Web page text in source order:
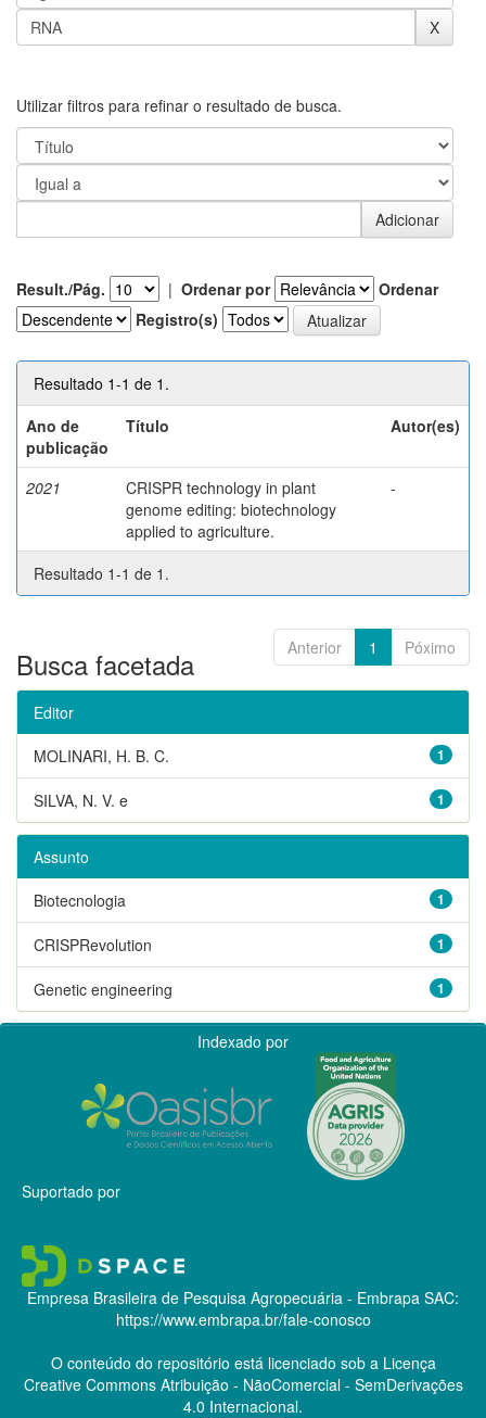
Utilizar filtros para refinar o resultado de busca.
Result./Pág. | Ordenar por
Ordenar
Registro(s)
Resultado 1-1 de 1.
Ano de
publicação
Título Autor(es)
2021
CRISPR technology in plant
genome editing: biotechnology
applied to agriculture.
-
Resultado 1-1 de 1.
Anterior 1 Póximo
Busca facetada
Editor
1
MOLINARI, H. B. C.
1
SILVA, N. V. e
Assunto
1
Biotecnologia
1
CRISPRevolution
1
Genetic engineering
Indexado por
Suportado por
Empresa Brasileira de Pesquisa Agropecuária - Embrapa SAC:
https://www.embrapa.br/fale-conosco
O conteúdo do repositório está licenciado sob a Licença
Creative CommonsAtribuição - NãoComercial - SemDerivações
4.0 Internacional.